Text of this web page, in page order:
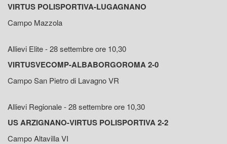
VIRTUS POLISPORTIVA-LUGAGNANO
Campo Mazzola
Allievi Elite - 28 settembre ore 10,30
VIRTUSVECOMP-ALBABORGOROMA 2-0
Campo San Pietro di Lavagno VR
Allievi Regionale - 28 settembre ore 10,30
US ARZIGNANO-VIRTUS POLISPORTIVA 2-2
Campo Altavilla VI